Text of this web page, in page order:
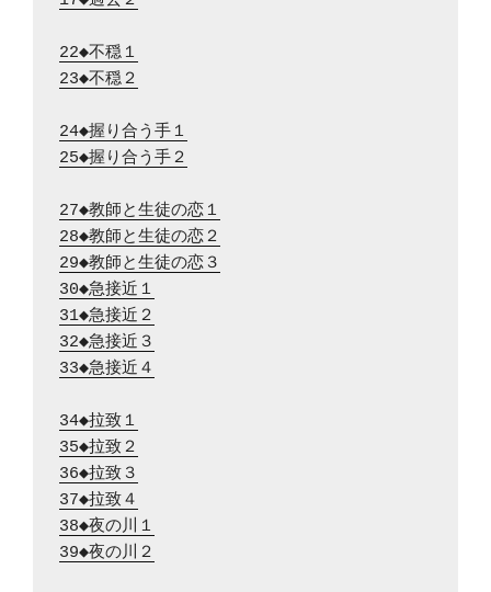
22◆不穏１
23◆不穏２
24◆握り合う手１
25◆握り合う手２
27◆教師と生徒の恋１
28◆教師と生徒の恋２
29◆教師と生徒の恋３
30◆急接近１
31◆急接近２
32◆急接近３
33◆急接近４
34◆拉致１
35◆拉致２
36◆拉致３
37◆拉致４
38◆夜の川１
39◆夜の川２